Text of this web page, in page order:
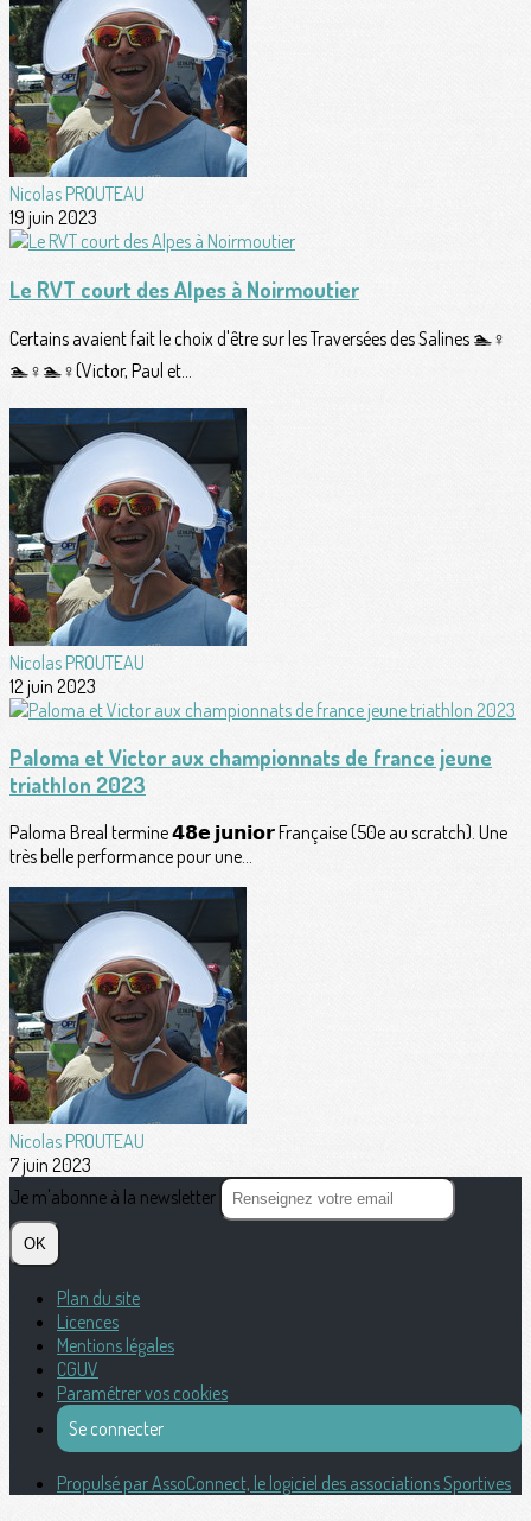
Nicolas PROUTEAU
19 juin 2023
Le RVT court des Alpes à Noirmoutier
Certains avaient fait le choix d'être sur les Traversées des Salines 🏊♀️
🏊♀️🏊♀️(Victor, Paul et...
Nicolas PROUTEAU
12 juin 2023
Paloma et Victor aux championnats de france jeune
triathlon 2023
Paloma Breal termine 𝟰𝟴𝗲 𝗷𝘂𝗻𝗶𝗼𝗿 Française (50e au scratch). Une
très belle performance pour une...
Nicolas PROUTEAU
7 juin 2023
Je m'abonne à la newsletter
OK
Plan du site
Licences
Mentions légales
CGUV
Paramétrer vos cookies
Se connecter
Propulsé par AssoConnect, le logiciel des associations Sportives